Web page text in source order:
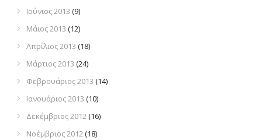
Ιούνιος 2013 (9)
Μάιος 2013 (12)
Απρίλιος 2013 (18)
Μάρτιος 2013 (24)
Φεβρουάριος 2013 (14)
Ιανουάριος 2013 (10)
Δεκέμβριος 2012(16)
Νοέμβριος 2012(18)